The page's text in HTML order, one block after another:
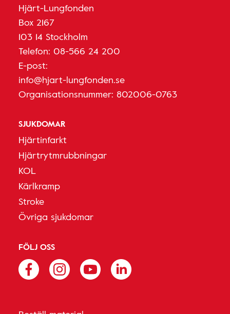
Hjärt-Lungfonden
Box 2167
103 14 Stockholm
Telefon: 08-566 24 200
E-post:
info@hjart-lungfonden.se
Organisationsnummer: 802006-0763
SJUKDOMAR
Hjärtinfarkt
Hjärtrytmrubbningar
KOL
Kärlkramp
Stroke
Övriga sjukdomar
FÖLJ OSS